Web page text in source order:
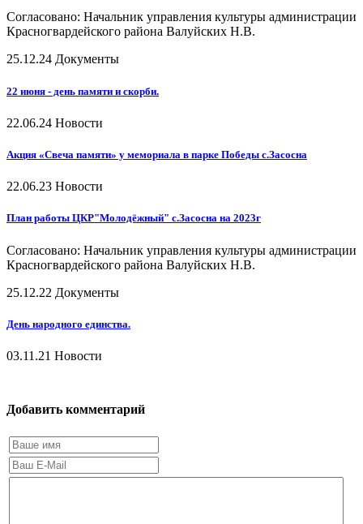
Согласовано: Начальник управления культуры администрации
Красногвардейского района Валуйских Н.В.
25.12.24 Документы
22 июня - день памяти и скорби.
22.06.24 Новости
Акция «Свеча памяти» у мемориала в парке Победы с.Засосна
22.06.23 Новости
План работы ЦКР"Молодёжный" с.Засосна на 2023г
Согласовано: Начальник управления культуры администрации
Красногвардейского района Валуйских Н.В.
25.12.22 Документы
День народного единства.
03.11.21 Новости
Добавить комментарий